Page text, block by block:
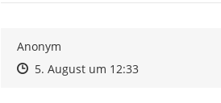
Anonym
Zeitpunkt des Erstellens
Zeitpunkt des Erstellens
5. August um 12:33Zur Äußerung